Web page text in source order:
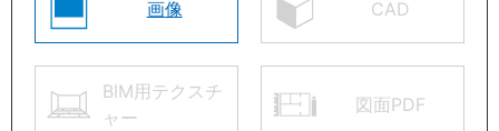
画像 CAD
BIM用テクスチ
ャー
図面PDF